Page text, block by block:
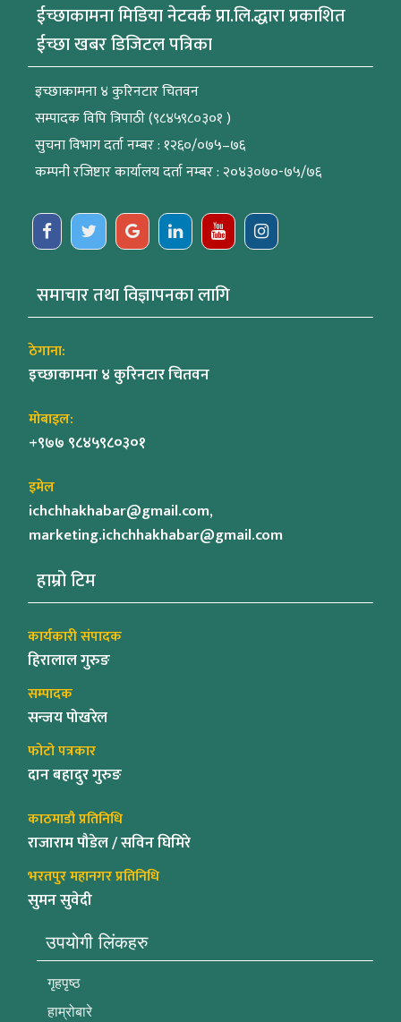
ईच्छाकामना मिडिया नेटवर्क प्रा.लि.द्धारा प्रकाशित
ईच्छा खबर डिजिटल पत्रिका
इच्छाकामना ४ कुरिनटार चितवन
सम्पादक विपि त्रिपाठी (९८४५९८०३०१ )
सुचना विभाग दर्ता नम्बर : १२६०/०७५–७६
कम्पनी रजिष्टार कार्यालय दर्ता नम्बर : २०४३०७०-७५/७६
समाचार तथा विज्ञापनका लागि
ठेगाना:
इच्छाकामना ४ कुरिनटार चितवन
मोबाइल:
+९७७ ९८४५९८०३०१
इमेल
ichchhakhabar@gmail.com,
marketing.ichchhakhabar@gmail.com
हाम्रो टिम
कार्यकारी संपादक
हिरालाल गुरुङ
सम्पादक
सन्जय पोखरेल
फोटो पत्रकार
दान बहादुर गुरुङ
काठमाडौ प्रतिनिधि
राजाराम पौडेल / सविन घिमिरे
भरतपुर महानगर प्रतिनिधि
सुमन सुवेदी
उपयोगी लिंकहरु
गृहपृष्ठ
हाम्रोबारे